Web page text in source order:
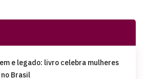
e legado: livro celebra mulheres
Brasil